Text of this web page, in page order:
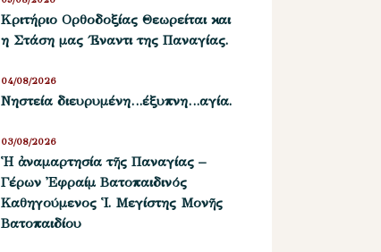
Kριτήριο Oρθοδοξίας Θεωρείται και
η Στάση μας ΄Εναντι της Παναγίας.
Νηστεία διευρυμένη…έξυπνη…αγία.
04/08/2026
Ἡ ἀναμαρτησία τῆς Παναγίας –
Γέρων Ἐφραίμ Βατοπαιδινός
Καθηγούμενος Ἱ. Μεγίστης Μονῆς
Βατοπαιδίου
03/08/2026